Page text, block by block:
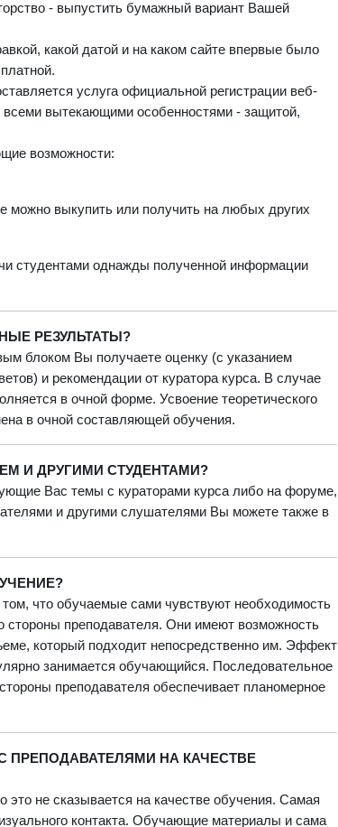
- выпустить бумажный вариант Вашей
какой датой и на каком сайте впервые было
услуга офи­циаль­ной регистрации веб-
всеми вытекающими особенностями - защитой,
возможности:
выкупить или получить на любых других
студентами однажды полученной информации
РЕЗУЛЬТАТЫ?
блоком Вы получаете оценку (с указанием
и рекомендации от куратора курса. В случае
в очной форме. Усвоение теоретического
в очной составляющей обучения.
И ДРУГИМИ СТУДЕНТАМИ?
Вас темы с кураторами курса либо на форуме,
и другими слушателями Вы можете также в
что обучаемые сами чувствуют необходимость
стороны преподавателя. Они имеют возможность
который подходит непосредственно им. Эффект
занимается обучающийся. Последовательное
преподавателя обеспечивает планомерное
ПРЕПОДАВАТЕЛЯМИ НА КАЧЕСТВЕ
это не сказывается на качестве обучения. Самая
контакта. Обучающие материалы и сама